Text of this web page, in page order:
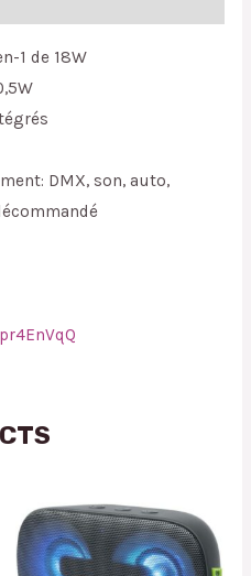
1 de 18W
DMX, son, auto,